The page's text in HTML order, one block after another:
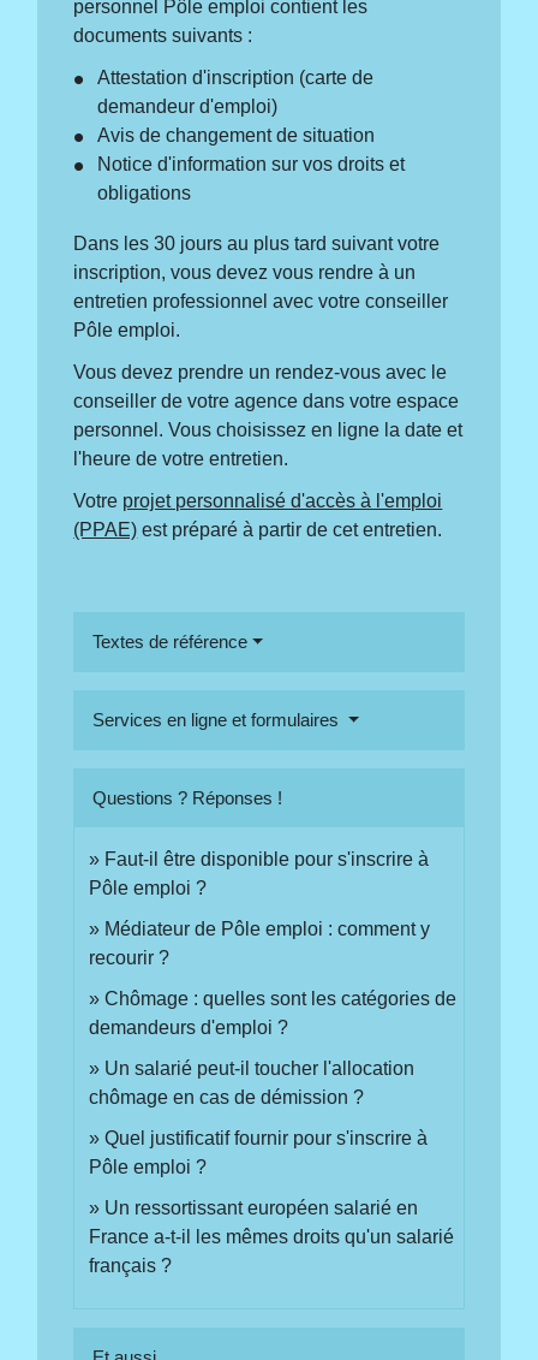
personnel Pôle emploi contient les
documents suivants :
Attestation d'inscription (carte de
demandeur d'emploi)
Avis de changement de situation
Notice d'information sur vos droits et
obligations
Dans les 30 jours au plus tard suivant votre
inscription, vous devez vous rendre à un
entretien professionnel avec votre conseiller
Pôle emploi.
Vous devez prendre un rendez-vous avec le
conseiller de votre agence dans votre espace
personnel. Vous choisissez en ligne la date et
l'heure de votre entretien.
Votre projet personnalisé d'accès à l'emploi
(PPAE) est préparé à partir de cet entretien.
Textes de référence
Services en ligne et formulaires
Questions ? Réponses !
Faut-il être disponible pour s'inscrire à
Pôle emploi ?
Médiateur de Pôle emploi : comment y
recourir ?
Chômage : quelles sont les catégories de
demandeurs d'emploi ?
Un salarié peut-il toucher l'allocation
chômage en cas de démission ?
Quel justificatif fournir pour s'inscrire à
Pôle emploi ?
Un ressortissant européen salarié en
France a-t-il les mêmes droits qu'un salarié
français ?